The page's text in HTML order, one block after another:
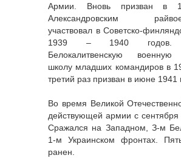
Армии. Вновь призван в
Александровским
участвовал в Советско-
1939 – 1940 годов.
Белокалитвенскую военную
школу младших командиров в
третий раз призван в июне 1941
Во время Великой
действующей армии с сентября
Сражался на Западном, З-м
1-м Украинском фронтах.
ранен.